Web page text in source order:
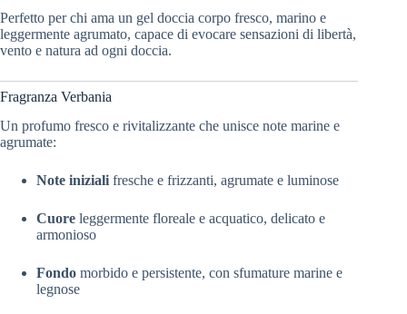
Perfetto per chi ama un gel doccia corpo fresco, marino e
leggermente agrumato, capace di evocare sensazioni di libertà,
vento e natura ad ogni doccia.
Fragranza Verbania
Un profumo fresco e rivitalizzante che unisce note marine e
agrumate:
Note iniziali fresche e frizzanti, agrumate e luminose
Cuore leggermente floreale e acquatico, delicato e
armonioso
Fondo morbido e persistente, con sfumature marine e
legnose